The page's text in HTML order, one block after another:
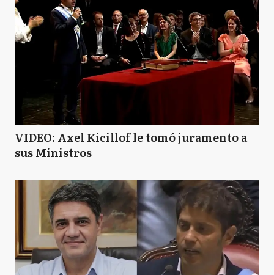
VIDEO: Axel Kicillof le tomó juramento a
sus Ministros